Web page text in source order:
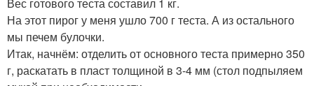
На этот пирог у меня ушло 700 г теста. А из остального
мы печем булочки.
Итак, начнём: отделить от основного теста примерно 350
г, раскатать в пласт толщиной в 3-4 мм (стол подпыляем